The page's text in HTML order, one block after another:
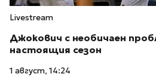
Livestream
Джокович с необичаен
настоящия сезон
1 август, 14:24